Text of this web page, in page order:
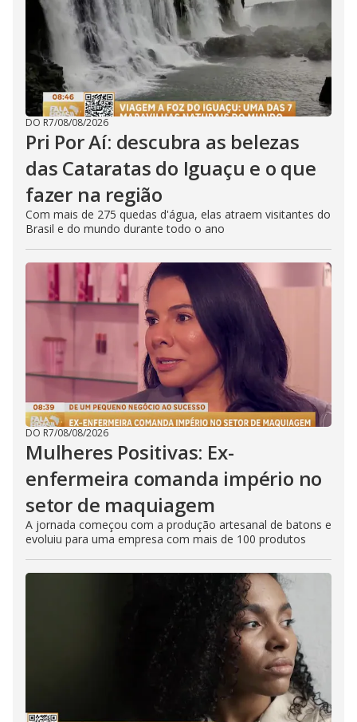
DO R7/08/08/2026
Pri Por Aí: descubra as belezas
das Cataratas do Iguaçu e o que
fazer na região
Com mais de 275 quedas d'água, elas atraem visitantes do
Brasil e do mundo durante todo o ano
DO R7/08/08/2026
Mulheres Positivas: Ex-
enfermeira comanda império no
setor de maquiagem
A jornada começou com a produção artesanal de batons e
evoluiu para uma empresa com mais de 100 produtos